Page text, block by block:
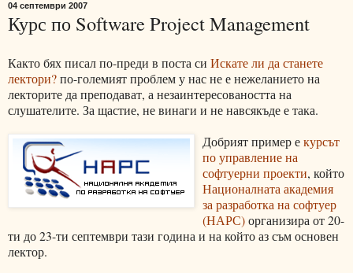
04 септември 2007
Курс по Software Project Management
Както бях писал по-преди в поста си Искате ли да станете
лектори?по-големият проблем у нас не е нежеланието на
лекторите да преподават, а незаинтересоваността на
слушателите. За щастие, не винаги и не навсякъде е така.
Добрият пример екурсът
по управление на
софтуерни проекти, който
Националната академия
за разработка на софтуер
(НАРС)организира от 20-
ти до 23-ти септември тази година и на който аз съм основен
лектор.